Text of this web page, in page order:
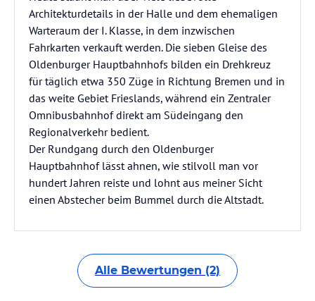
Architekturdetails in der Halle und dem ehemaligen
Warteraum der I. Klasse, in dem inzwischen
Fahrkarten verkauft werden. Die sieben Gleise des
Oldenburger Hauptbahnhofs bilden ein Drehkreuz
für täglich etwa 350 Züge in Richtung Bremen und in
das weite Gebiet Frieslands, während ein Zentraler
Omnibusbahnhof direkt am Südeingang den
Regionalverkehr bedient.
Der Rundgang durch den Oldenburger
Hauptbahnhof lässt ahnen, wie stilvoll man vor
hundert Jahren reiste und lohnt aus meiner Sicht
einen Abstecher beim Bummel durch die Altstadt.
Alle Bewertungen (2)